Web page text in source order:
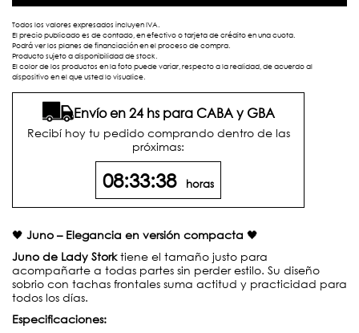
Todos los valores expresados incluyen IVA.
El precio publicado es de contado, en efectivo o tarjeta de crédito en una cuota.
Podrá ver los planes de financiación en el proceso de compra.
Producto sujeto a disponibilidad de stock.
El color de los productos en la foto puede variar, respecto a la realidad, de acuerdo al
dispositivo en el que usted lo visualice.
Envío en 24 hs para CABA y GBA
Recibí hoy tu pedido comprando dentro de las
próximas:
08:33:38 horas
🖤 Juno – Elegancia en versión compacta 🖤
Juno de Lady Storktiene el tamaño justo para
acompañarte a todas partes sin perder estilo. Su diseño
sobrio con tachas frontales suma actitud y practicidad para
todos los días.
Especificaciones: